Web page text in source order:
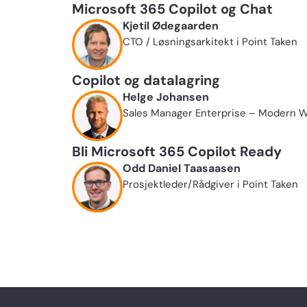
Microsoft 365 Copilot og Chat
Kjetil Ødegaarden
CTO / Løsningsarkitekt i Point Taken
Copilot og datalagring
Helge Johansen
Sales Manager Enterprise – Modern
Bli Microsoft 365 Copilot Ready
Odd Daniel Taasaasen
Prosjektleder/Rådgiver i Point Taken